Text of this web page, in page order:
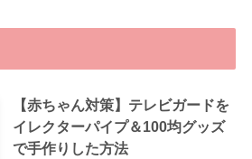
【赤ちゃん対策】テレビガードを
イレクターパイプ＆100均グッズ
で手作りした方法